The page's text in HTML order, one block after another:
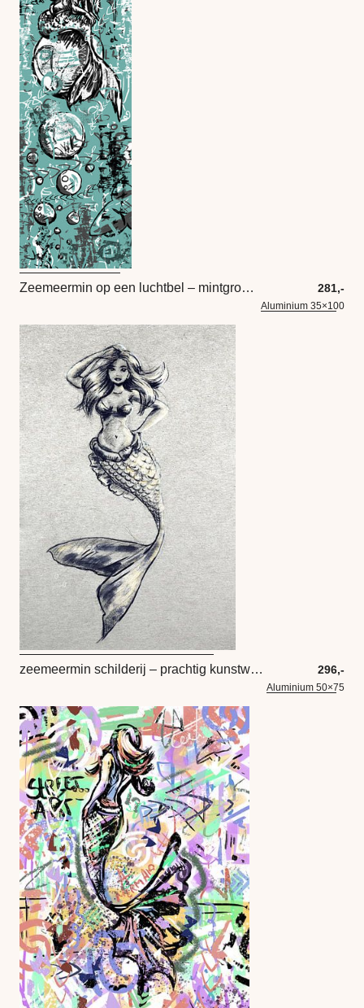
Zeemeermin op een luchtbel – mintgroen kunstwerk 281,-
Aluminium 35×100
zeemeermin schilderij – prachtig kunstwerk van een onderwater prinses 296,-
Aluminium 50×75